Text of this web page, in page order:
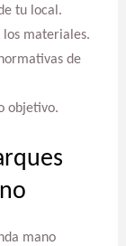
tu local.
los materiales.
de
objetivo.
mano